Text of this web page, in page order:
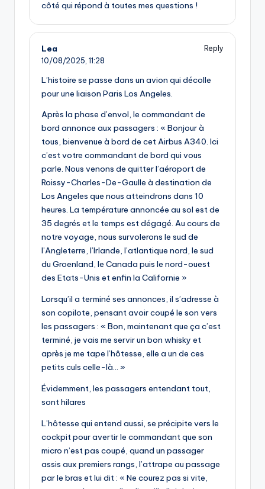
côté qui répond à toutes mes questions !
Lea
Reply
10/08/2025, 11:28
L’histoire se passe dans un avion qui décolle
pour une liaison Paris Los Angeles.
Après la phase d’envol, le commandant de
bord annonce aux passagers : « Bonjour à
tous, bienvenue à bord de cet Airbus A340. Ici
c’est votre commandant de bord qui vous
parle. Nous venons de quitter l’aéroport de
Roissy-Charles-De-Gaulle à destination de
Los Angeles que nous atteindrons dans 10
heures. La température annoncée au sol est de
35 degrés et le temps est dégagé. Au cours de
notre voyage, nous survolerons le sud de
l’Angleterre, l’Irlande, l’atlantique nord, le sud
du Groenland, le Canada puis le nord-ouest
des Etats-Unis et enfin la Californie »
Lorsqu’il a terminé ses annonces, il s’adresse à
son copilote, pensant avoir coupé le son vers
les passagers : « Bon, maintenant que ça c’est
terminé, je vais me servir un bon whisky et
après je me tape l’hôtesse, elle a un de ces
petits culs celle-là… »
Évidemment, les passagers entendant tout,
sont hilares
L’hôtesse qui entend aussi, se précipite vers le
cockpit pour avertir le commandant que son
micro n’est pas coupé, quand un passager
assis aux premiers rangs, l’attrape au passage
par le bras et lui dit : « Ne courez pas si vite,